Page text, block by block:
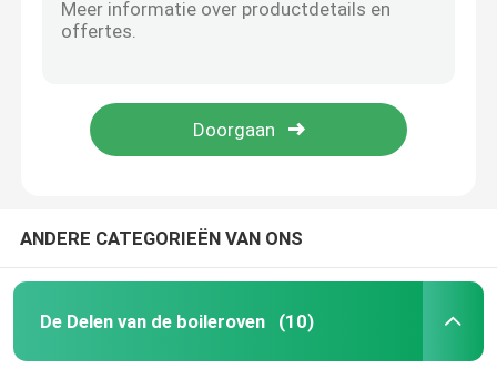
ANDERE CATEGORIEËN VAN ONS
De Delen van de boileroven (10)